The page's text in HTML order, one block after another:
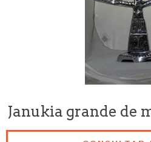
Janukia grande de